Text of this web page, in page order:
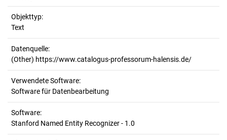
Objekttyp:
Text
Datenquelle:
(Other) https://www.catalogus-professorum-halensis.de/
Verwendete Software:
Software für Datenbearbeitung
Software:
Stanford Named Entity Recognizer - 1.0